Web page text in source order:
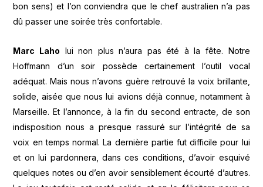
bon sens) et l’on conviendra que le chef australien n’a pas
dû passer une soirée très confortable.
Marc Laho lui non plus n’aura pas été à la fête. Notre
Hoffmann d’un soir possède certainement l’outil vocal
adéquat. Mais nous n’avons guère retrouvé la voix brillante,
solide, aisée que nous lui avions déjà connue, notamment à
Marseille. Et l’annonce, à la fin du second entracte, de son
indisposition nous a presque rassuré sur l’intégrité de sa
voix en temps normal. La dernière partie fut difficile pour lui
et on lui pardonnera, dans ces conditions, d’avoir esquivé
quelques notes ou d’en avoir sensiblement écourté d’autres.